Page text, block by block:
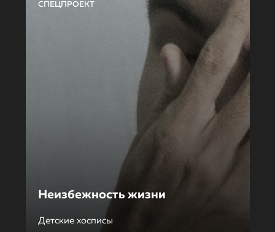
СПЕЦПРОЕКТ
Неизбежность жизни
Детские хосписы